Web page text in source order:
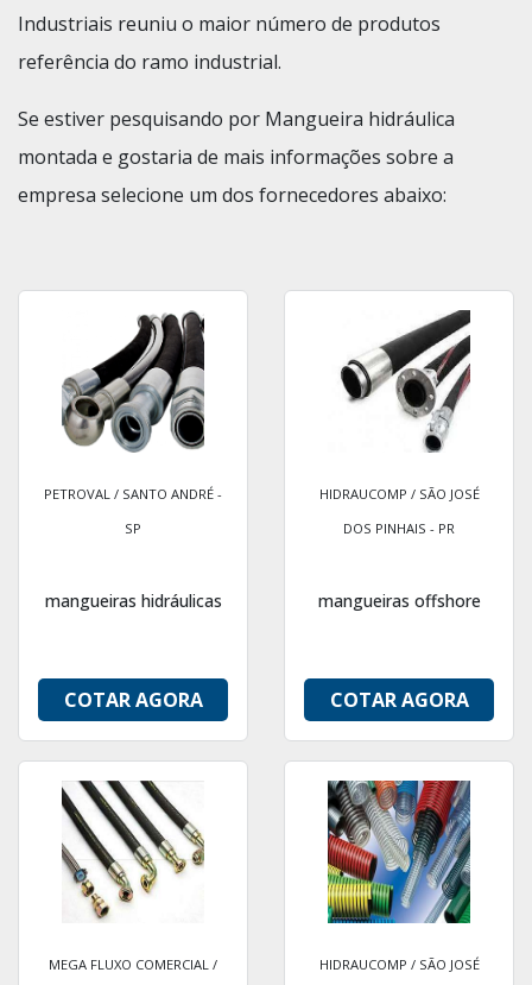
Industriais reuniu o maior número de produtos
referência do ramo industrial.
Se estiver pesquisando por Mangueira hidráulica
montada e gostaria de mais informações sobre a
empresa selecione um dos fornecedores abaixo:
PETROVAL / SANTO ANDRÉ -
SP
mangueiras hidráulicas
COTAR AGORA
HIDRAUCOMP / SÃO JOSÉ
DOS PINHAIS - PR
mangueiras offshore
COTAR AGORA
MEGA FLUXO COMERCIAL /
HIDRAUCOMP / SÃO JOSÉ